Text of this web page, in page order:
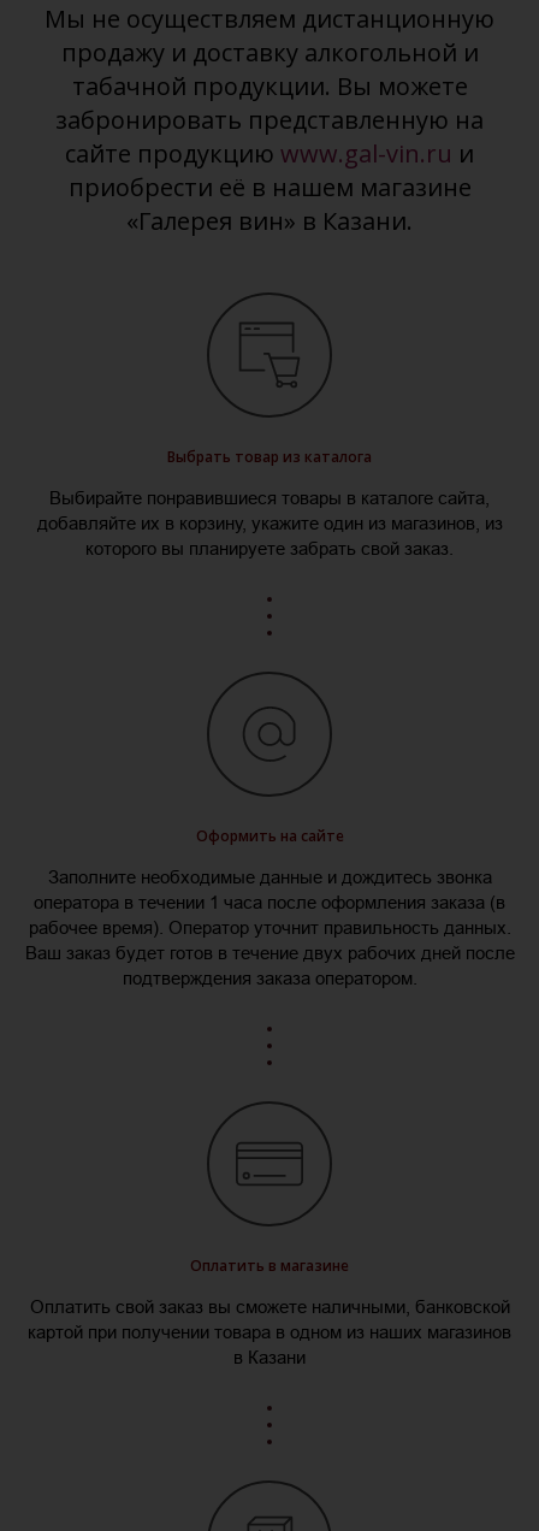
Мы не осуществляем дистанционную
продажу и доставку алкогольной и
табачной продукции. Вы можете
забронировать представленную на
сайте продукцию www.gal-vin.ru и
приобрести её в нашем магазине
«Галерея вин» в Казани.
Выбрать товар из каталога
Выбирайте понравившиеся товары в каталоге сайта,
добавляйте их в корзину, укажите один из магазинов, из
которого вы планируете забрать свой заказ.
Оформить на сайте
Заполните необходимые данные и дождитесь звонка
оператора в течении 1 часа после оформления заказа (в
рабочее время). Оператор уточнит правильность данных.
Ваш заказ будет готов в течение двух рабочих дней после
подтверждения заказа оператором.
Оплатить в магазине
Оплатить свой заказ вы сможете наличными, банковской
картой при получении товара в одном из наших магазинов
в Казани